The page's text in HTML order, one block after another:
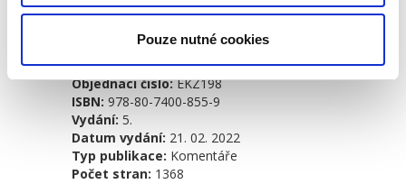
Pouze nutné cookies
Objednací číslo:EKZ198
ISBN: 978-80-7400-855-9
Vydání: 5.
Datum vydání: 21. 02. 2022
Typ publikace: Komentáře
Počet stran: 1368